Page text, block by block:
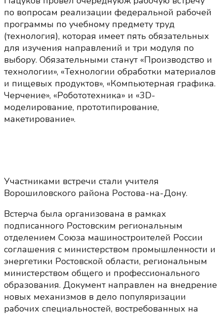
по вопросам реализации федеральной рабочей
программы по учебному предмету труд
(технология), которая имеет пять обязательных
для изучения направлений и три модуля по
выбору. Обязательными станут «Производство и
технологии», «Технологии обработки материалов
и пищевых продуктов», «Компьютерная графика.
Черчение», «Робототехника» и «3D-
моделирование, прототипирование,
макетирование».
Участниками встречи стали учителя
Ворошиловского района Ростова-на-Дону.
Встерча была организована в рамках
подписанного Ростовским региональным
отделением Союза машиностроителей России
соглашения с министерством промышленности и
энергетики Ростовской области, региональным
министерством общего и профессионального
образования. Документ направлен на внедрение
новых механизмов в дело популяризации
рабочих специальностей, востребованных на